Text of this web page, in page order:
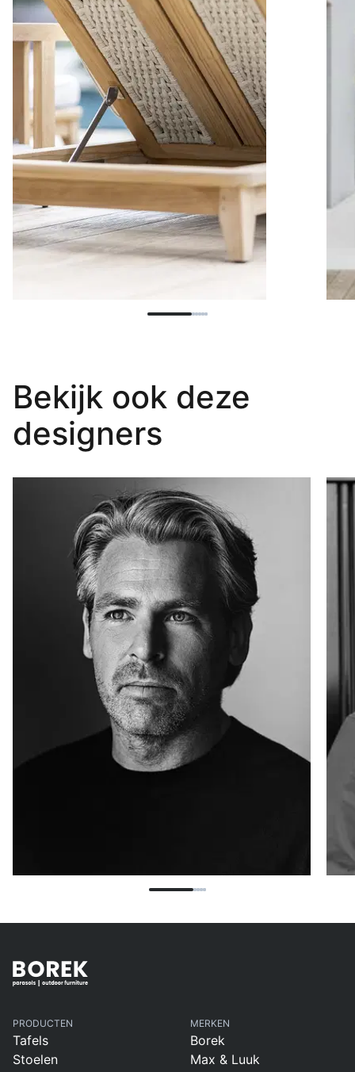
Bekijk ook deze
designers
Beerbaum
meer
PRODUCTEN
Tafels
Stoelen
MERKEN
Borek
Max & Luuk